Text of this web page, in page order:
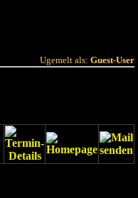
Ugemelt als: Guest-User